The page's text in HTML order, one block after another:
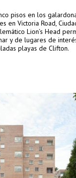
pisos en los
en Victoria Road,
Lion’s Head
y de lugares de
playas de Clifton.